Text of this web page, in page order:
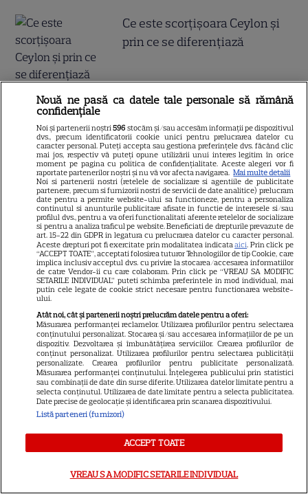
Ce este scorțișoara Ceylon și
prin ce se diferențiază
ALTE ARTICOLE
INTERESANTE
13
VEDETE STRĂINE
Tom Holland, decizie radicală
pentru noul său film! Ce
promisiune a făcut actorul
a făcut senzație prin dans
13
SKYSHOWTIME
Scarlett Johansson și Kristin
Scott Thomas, din nou mamă
și fiică pe ecran în „My
apare filmul pe SkyShowtime
PRIME VIDEO
Nouă ne pasă ca datele tale personale să rămână
confidențiale
Noi și partenerii noștri596 stocăm și/sau accesăm informații pe dispozitivul
dvs., precum identificatorii cookie unici pentru prelucrarea datelor cu
caracter personal. Puteți accepta sau gestiona preferințele dvs. făcând clic
mai jos, respectiv vă puteți opune utilizării unui interes legitim în orice
moment pe pagina cu politica de confidențialitate. Aceste alegeri vor fi
raportate partenerilor noștri și nu vă vor afecta navigarea. Mai multe detalii
Noi si partenerii nostri (retelele de socializare si agentiile de publicitate
partenere, precum si furnizorii nostri de servicii de date analitice) prelucram
date pentru a permite website-ului sa functioneze, pentru a personaliza
continutul si anunturile publicitare afisate in functie de interesele si/sau
profilul dvs., pentru a va oferi functionalitati aferente retelelor de socializare
si pentru a analiza traficul pe website. Beneficiati de drepturile prevazute de
art. 15-22 din GDPR in legatura cu prelucrarea datelor cu caracter personal.
Aceste drepturi pot fi exercitate prin modalitatea indicataaici. Prin click pe
“ACCEPT TOATE”, acceptati folosirea tuturor Tehnologiilor de tip Cookie, care
implica inclusiv acceptul dvs. cu privire la stocarea/accesarea informatiilor
de catre Vendor-ii cu care colaboram. Prin click pe “VREAU SA MODIFIC
SETARILE INDIVIDUAL” puteti schimba preferintele in mod individual, mai
putin cele legate de cookie strict necesare pentru functionarea website-
ului.
Atât noi, cât și partenerii noștri prelucrăm datele pentru a oferi:
Măsurarea performanței reclamelor. Utilizarea profilurilor pentru selectarea
conținutului personalizat. Stocarea și/sau accesarea informațiilor de pe un
dispozitiv. Dezvoltarea și îmbunătățirea serviciilor. Crearea profilurilor de
conținut personalizat. Utilizarea profilurilor pentru selectarea publicității
personalizate. Crearea profilurilor pentru publicitate personalizată.
Măsurarea performanței conținutului. Înțelegerea publicului prin statistici
sau combinații de date din surse diferite. Utilizarea datelor limitate pentru a
selecta conținutul. Utilizarea de date limitate pentru a selecta publicitatea.
Date precise de geolocație și identificarea prin scanarea dispozitivului.
Listă parteneri (furnizori)
ACCEPT TOATE
VREAU SA MODIFIC SETARILE INDIVIDUAL